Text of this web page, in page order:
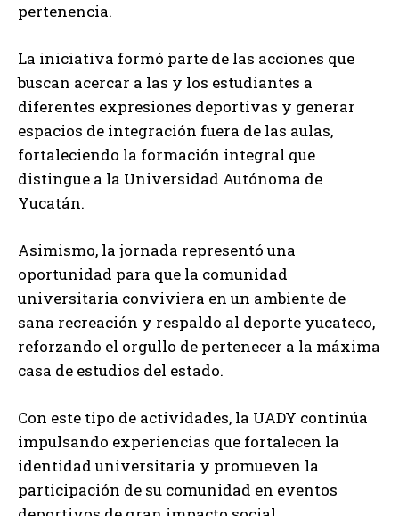
pertenencia.
La iniciativa formó parte de las acciones que
buscan acercar a las y los estudiantes a
diferentes expresiones deportivas y generar
espacios de integración fuera de las aulas,
fortaleciendo la formación integral que
distingue a la Universidad Autónoma de
Yucatán.
Asimismo, la jornada representó una
oportunidad para que la comunidad
universitaria conviviera en un ambiente de
sana recreación y respaldo al deporte yucateco,
reforzando el orgullo de pertenecer a la máxima
casa de estudios del estado.
Con este tipo de actividades, la UADY continúa
impulsando experiencias que fortalecen la
identidad universitaria y promueven la
participación de su comunidad en eventos